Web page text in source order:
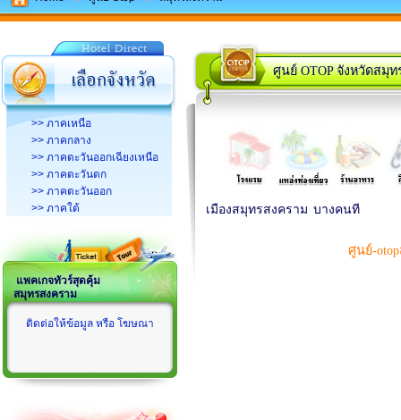
>> ภาคเหนือ
>> ภาคกลาง
>> ภาคตะวันออกเฉียงเหนือ
>> ภาคตะวันตก
>> ภาคตะวันออก
>> ภาคใต้
แพคเกจทัวร์สุดคุ้ม
สมุทรสงคราม
ติดต่อให้ข้อมูล หรือ โฆษณา
ศูนย์ OTOP จังหวัดสมุ
เมืองสมุทรสงคราม บางคนที
ศูนย์-